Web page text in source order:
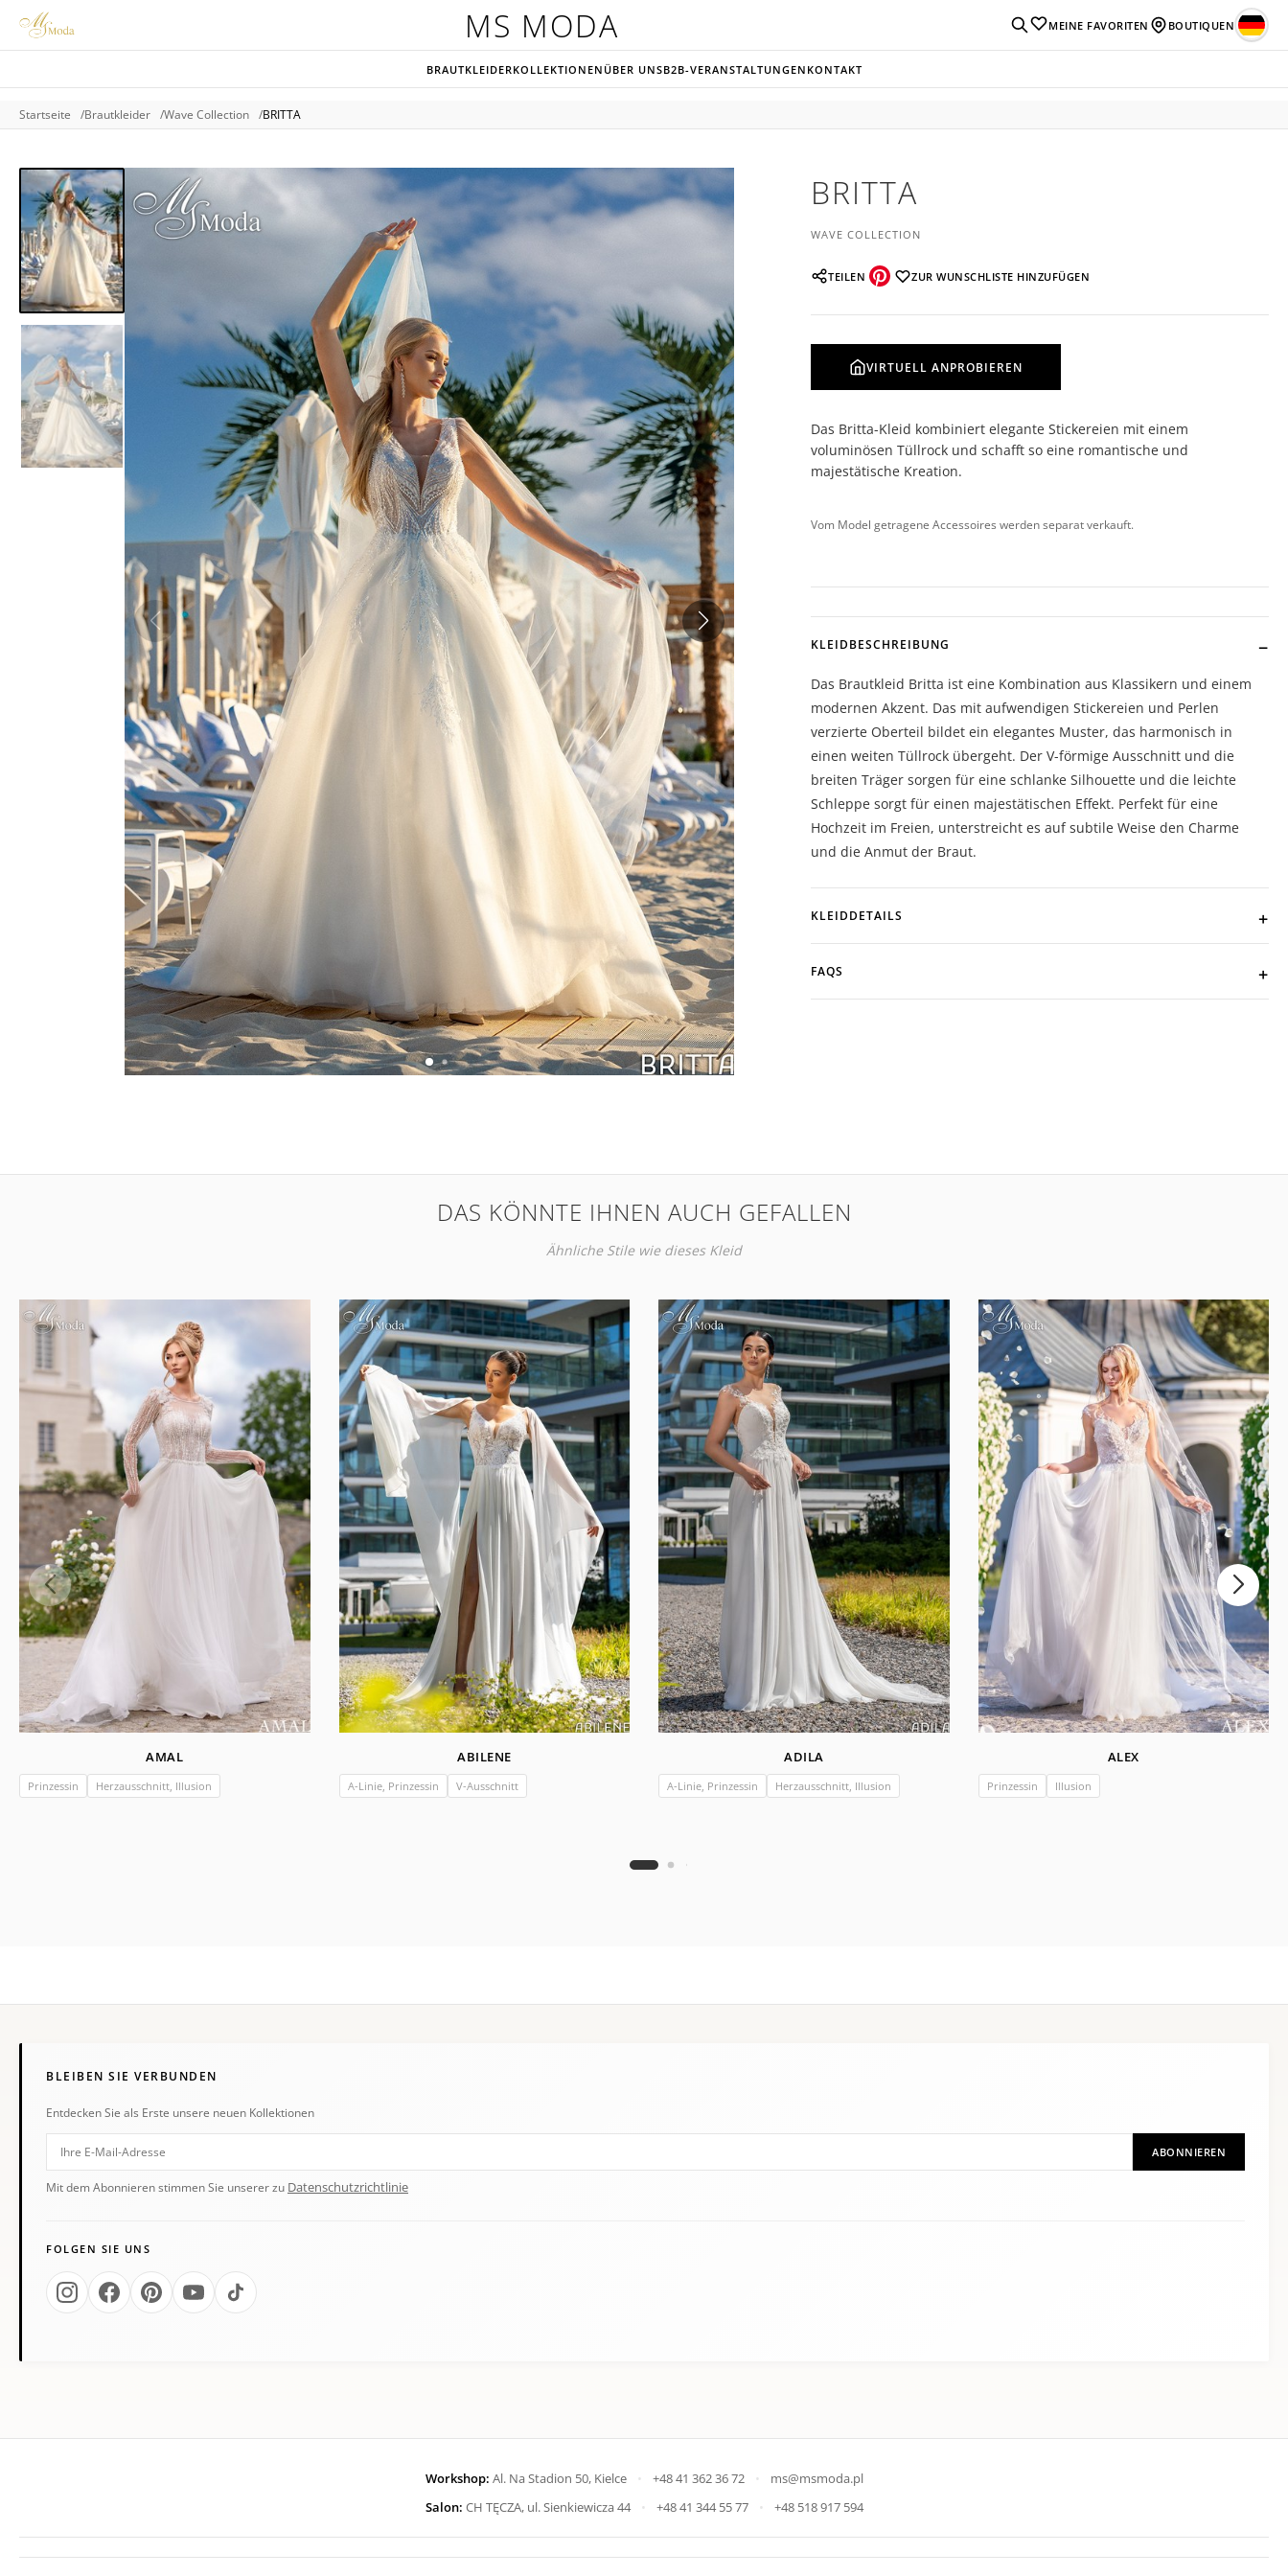
MS MODA MEINE FAVORITEN BOUTIQUEN
BRAUTKLEIDERKOLLEKTIONEN ÜBER UNSB2B-VERANSTALTUNGEN KONTAKT
Startseite Brautkleider Wave Collection BRITTA
BRITTA
WAVE COLLECTION
TEILEN ZUR WUNSCHLISTE HINZUFÜGEN
VIRTUELL ANPROBIEREN
Das Britta-Kleid kombiniert elegante Stickereien mit einem
voluminösen Tüllrock und schafft so eine romantische und
majestätische Kreation.
Vom Model getragene Accessoires werden separat verkauft.
KLEIDBESCHREIBUNG
Das Brautkleid Britta ist eine Kombination aus Klassikern und einem
modernen Akzent. Das mit aufwendigen Stickereien und Perlen
verzierte Oberteil bildet ein elegantes Muster, das harmonisch in
einen weiten Tüllrock übergeht. Der V-förmige Ausschnitt und die
breiten Träger sorgen für eine schlanke Silhouette und die leichte
Schleppe sorgt für einen majestätischen Effekt. Perfekt für eine
Hochzeit im Freien, unterstreicht es auf subtile Weise den Charme
und die Anmut der Braut.
KLEIDDETAILS
FAQS
DAS KÖNNTE IHNEN AUCH GEFALLEN
Ähnliche Stile wie dieses Kleid
AMAL
Prinzessin Herzausschnitt, Illusion
ABILENE
A-Linie, Prinzessin V-Ausschnitt
ADILA
A-Linie, Prinzessin Herzausschnitt, Illusion
ALEX
Prinzessin Illusion
BLEIBEN SIE VERBUNDEN
Entdecken Sie als Erste unsere neuen Kollektionen
ABONNIEREN
Mit dem Abonnieren stimmen Sie unserer zu Datenschutzrichtlinie
FOLGEN SIE UNS
Workshop: Al. Na Stadion 50, Kielce • +48 41 362 36 72 •
ms@msmoda.pl
Salon: CH TĘCZA, ul. Sienkiewicza 44 • +48 41 344 55 77 • +48 518 917 594